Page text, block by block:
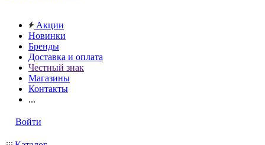
Акции
Новинки
Бренды
Доставка и оплата
Честный знак
Магазины
Контакты
...
Войти